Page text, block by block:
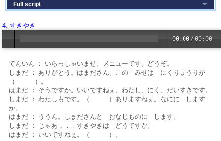
Full script
4. すきやき
00:00 /00:00
てんいん ： いらっしゃいませ。メニューです。どうぞ。
しまだ ： ありがとう。はまださん、この みせは にくりょうりが
（ ）。
はまだ ： そうですか。いいですねぇ。わたし、にく、だいすきです。
しまだ ： わたしもです。（ ）ありますねぇ。なにに します
か。
はまだ ： ううん。しまださんと おなじものに します。
しまだ ： じゃあ．．．すきやきは どうですか。
はまだ ： いいですねぇ。（ ）。